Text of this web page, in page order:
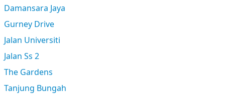
Damansara Jaya
Gurney Drive
Jalan Universiti
Jalan Ss 2
The Gardens
Tanjung Bungah